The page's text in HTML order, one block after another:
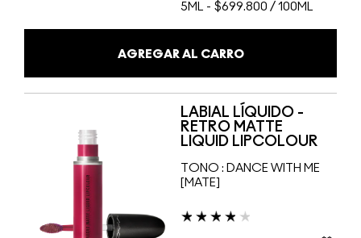
5ML - $699.800 / 100ML
AGREGAR AL CARRO
LABIAL LÍQUIDO -
RETRO MATTE
LIQUID LIPCOLOUR
TONO : DANCE WITH ME
[MATE]